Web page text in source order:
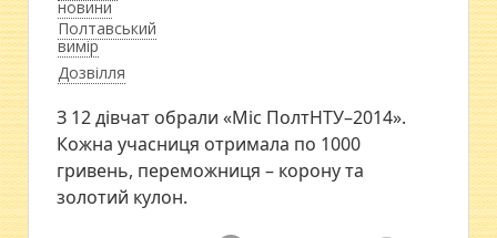
новини
Полтавський
вимір
Дозвілля
З 12 дівчат обрали «Міс ПолтНТУ–2014».
Кожна учасниця отримала по 1000
гривень, переможниця – корону та
золотий кулон.